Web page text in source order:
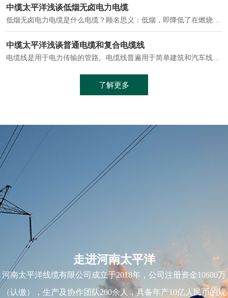
中缆太平洋浅谈低烟无卤电力电缆
低烟无卤电力电缆是什么电缆？顾名思义：低烟，即降低了在燃烧时有害物体的产生；卤素对于人体来说是一种有毒气体，无卤就是没有毒气体的释放，通常是针对电缆遇火灾时而言的。低烟无卤电力电缆又可以称之为环保电缆，低烟无卤电缆大多数用于医院和对环境卫生要求比较严格的地方。
中缆太平洋浅谈普通电缆和复合电缆线
电缆线是用于电力传输的管路。电缆线普遍用于简单建筑和汽车线材，作为能源输送缆线，电缆线的复杂结构勿庸置疑。根据目标功能，电缆线具有以下一些特点：建筑用和车用线材要求轻质、大批量生产、价格低廉、具有相当的电学和力学性能和长时间的耐老化性能；工业用线材必须具有符合客户要求的性能；
了解更多
走进河南太平洋
河南太平洋线缆有限公司成立于2018年，公司注册资金10600万
（认缴），生产及协作团队200余人，具备年产10亿人民币的规